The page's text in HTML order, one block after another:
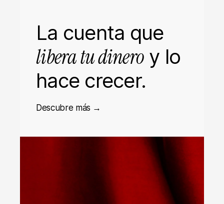
La cuenta que
libera tu dinero y lo
hace crecer.
Descubre más →